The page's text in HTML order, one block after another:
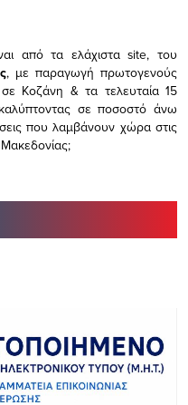
από τα ελάχισταsite, του
, με παραγωγή πρωτογενούς
σε Κοζάνη & τα τελευταία 15
σε ποσοστό άνω
που λαμβάνουν χώρα στις